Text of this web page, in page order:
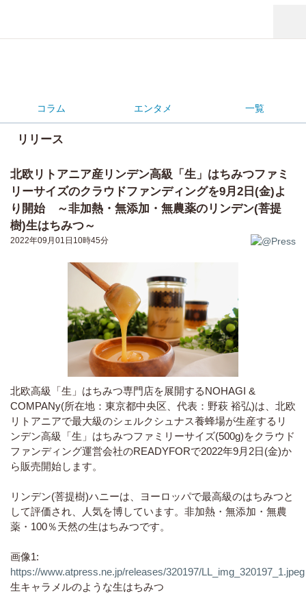
コラム エンタメ 一覧
リリース
北欧リトアニア産リンデン高級「生」はちみつファミ
リーサイズのクラウドファンディングを9月2日(金)よ
り開始 ～非加熱・無添加・無農薬のリンデン(菩提
樹)生はちみつ～
2022年09月01日10時45分
北欧高級「生」はちみつ専門店を展開するNOHAGI &
COMPANy(所在地：東京都中央区、代表：野萩 裕弘)は、北欧
リトアニアで最大級のシェルクシュナス養蜂場が生産するリ
ンデン高級「生」はちみつファミリーサイズ(500g)をクラウド
ファンディング運営会社のREADYFORで2022年9月2日(金)か
ら販売開始します。
リンデン(菩提樹)ハニーは、ヨーロッパで最高級のはちみつと
して評価され、人気を博しています。非加熱・無添加・無農
薬・100％天然の生はちみつです。
画像1:
https://www.atpress.ne.jp/releases/320197/LL_img_320197_1.jpeg
生キャラメルのような生はちみつ